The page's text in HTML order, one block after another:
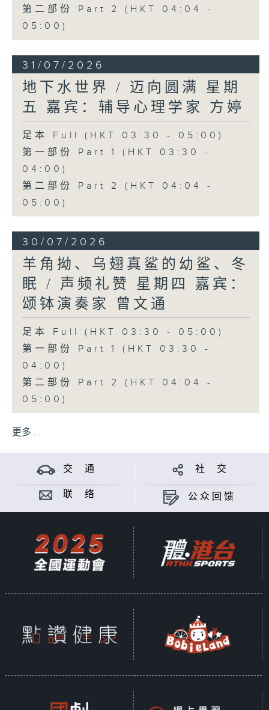
第二部份 Part 2 (HKT 04:04 -
05:00)
31/07/2026
地下水世界 / 迈向圆满 星期
五 嘉宾：辅导心理学家 方婷
足本 Full (HKT 03:30 - 05:00)
第一部份 Part 1 (HKT 03:30 -
04:00)
第二部份 Part 2 (HKT 04:04 -
05:00)
30/07/2026
羊角拗、乌翅真鲨的幼鲨、冬
眠 / 声频礼赞 星期四 嘉宾：
颂钵演奏家 曾文通
足本 Full (HKT 03:30 - 05:00)
第一部份 Part 1 (HKT 03:30 -
04:00)
第二部份 Part 2 (HKT 04:04 -
05:00)
更多 ...
交 通 社 交
联 络 公众回馈